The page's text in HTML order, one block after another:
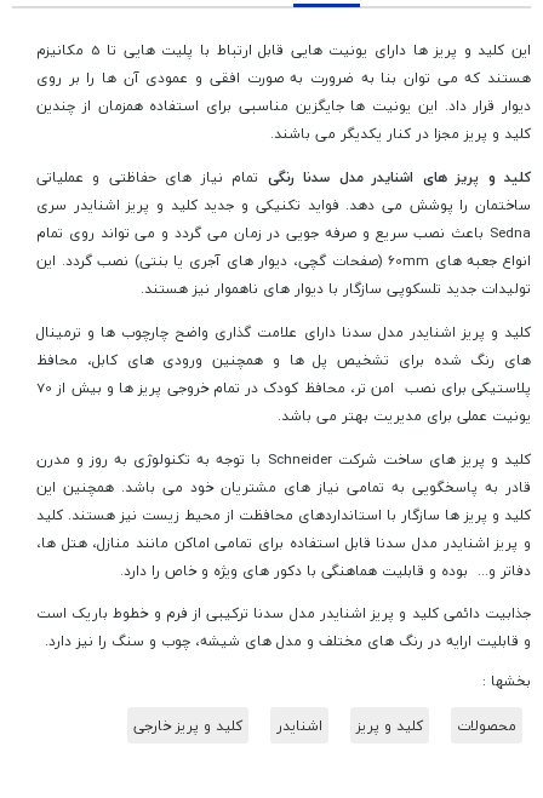
این کلید و پریز ها دارای یونیت هایی قابل ارتباط با پلیت هایی تا 5 مکانیزم
هستند که می توان بنا به ضرورت به صورت افقی و عمودی آن ها را بر روی
دیوار قرار داد. این یونیت ها جایگزین مناسبی برای استفاده همزمان از چندین
کلید و پریز مجزا در کنار یکدیگر می باشند.
کلید و پریز های اشنایدر مدل سدنا رنگی تمام نیاز های حفاظتی و عملیاتی
ساختمان را پوشش می دهد. فواید تکنیکی و جدید کلید و پریز اشنایدر سری
Sedna باعث نصب سریع و صرفه جویی در زمان می گردد و می تواند روی تمام
انواع جعبه های 60mm (صفحات گچی، دیوار های آجری یا بنتی) نصب گردد. این
تولیدات جدید تلسکوپی سازگار با دیوار های ناهموار نیز هستند.
کلید و پریز اشنایدر مدل سدنا دارای علامت گذاری واضح چارچوب ها و ترمینال
های رنگ شده برای تشخیص پل ها و همچنین ورودی های کابل، محافظ
پلاستیکی برای نصب امن تر، محافظ کودک در تمام خروجی پریز ها و بیش از 70
یونیت عملی برای مدیریت بهتر می باشد.
کلید و پریز های ساخت شرکت Schneider با توجه به تکنولوژی به روز و مدرن
قادر به پاسخگویی به تمامی نیاز های مشتریان خود می باشد. همچنین این
کلید و پریز ها سازگار با استانداردهای محافظت از محیط زیست نیز هستند. کلید
و پریز اشنایدر مدل سدنا قابل استفاده برای تمامی اماکن مانند منازل، هتل ها،
دفاتر و... بوده و قابلیت هماهنگی با دکور های ویژه و خاص را دارد.
جذابیت دائمی کلید و پریز اشنایدر مدل سدنا ترکیبی از فرم و خطوط باریک است
و قابلیت ارایه در رنگ های مختلف و مدل های شیشه، چوب و سنگ را نیز دارد.
بخشها :
محصولات
کلید و پریز اشنایدر کلید و پریز خارجی